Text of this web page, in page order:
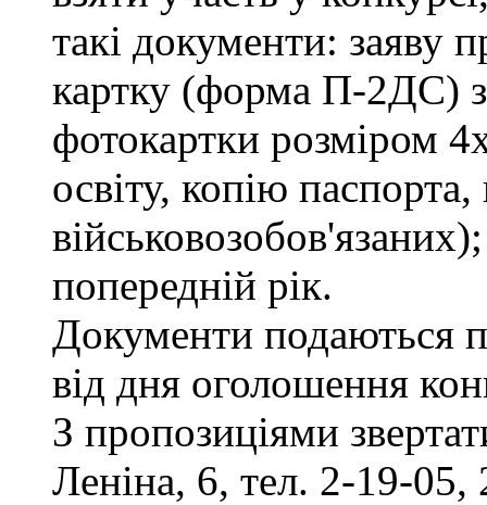
такі документи: заяву
картку (форма П-2ДС) з
фотокартки розміром
освіту, копію
попередній рік.
Документи подаються
від дня оголошення
З пропозиціями
Леніна, 6, тел. 2-19-05,